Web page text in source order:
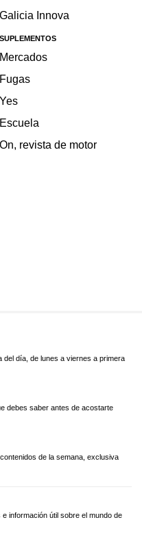
Galicia Innova
SUPLEMENTOS
Mercados
Fugas
Yes
Escuela
On, revista de motor
del día, de lunes a viernes a primera
debes saber antes de acostarte
de la semana, exclusiva
información útil sobre el mundo de